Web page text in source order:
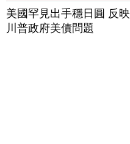
美國罕見出手穩日圓 反映
川普政府美債問題